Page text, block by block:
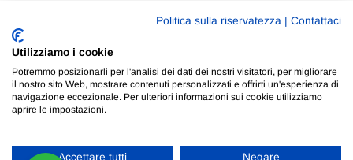
Privacy policy
Politica sulla riservatezza Contattaci
Utilizziamo i cookie
Potremmo posizionarli per l'analisi dei dati dei nostri visitatori, per migliorare
il nostro sito Web, mostrare contenuti personalizzati e offrirti un'esperienza di
navigazione eccezionale. Per ulteriori informazioni sui cookie utilizziamo
aprire le impostazioni.
Accettare tutti Negare